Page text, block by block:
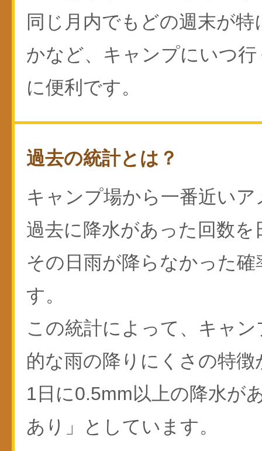
同じ月内でもどの週末が
かなど、キャンプにいつ
に便利です。
過去の統計とは？
キャンプ場から一番近い
過去に降水があった回数
その日雨が降らなかった
す。
この統計によって、キャ
的な雨の降りにくさの特
1日に0.5mm以上の降水が
あり」としています。